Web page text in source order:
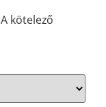
A kötelező